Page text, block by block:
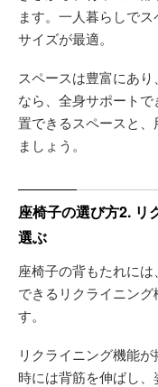
ます。一人暮らしで
サイズが最適。
スペースは豊富にあ
なら、全身サポート
置できるスペースと
ましょう。
座椅子の選び方2. リ
選ぶ
座椅子の背もたれに
できるリクライニン
す。
リクライニング機能
時には背筋を伸ばし